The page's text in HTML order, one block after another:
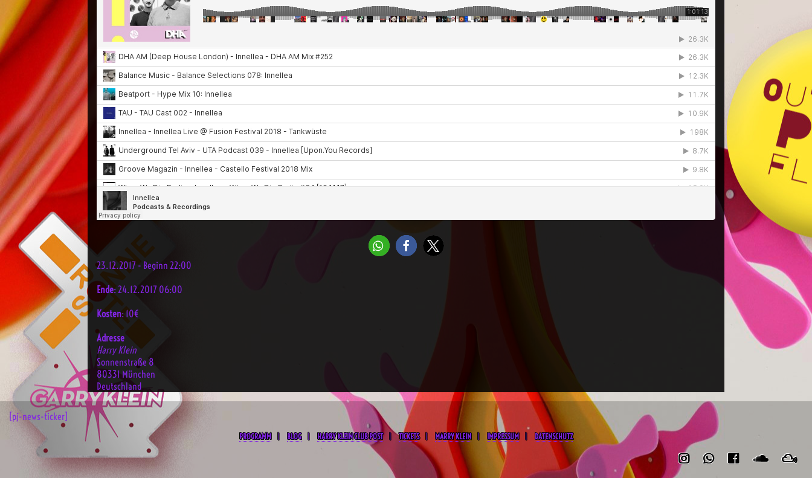
23.12.2017 - Beginn 22:00
Ende: 24.12.2017 06:00
Kosten: 10€
Adresse
Harry Klein
Sonnenstraße 8
80331 München
Deutschland
[pj-news-ticker]
PROGRAMM BLOG HARRY KLEIN CLUB POST TICKETS MARRY KLEIN IMPRESSUM DATENSCHUTZ